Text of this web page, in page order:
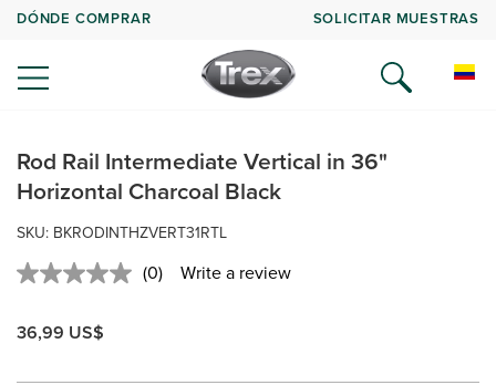
DÓNDE COMPRAR SOLICITAR MUESTRAS
Rod Rail Intermediate Vertical in 36"
Horizontal Charcoal Black
SKU: BKRODINTHZVERT31RTL
No
(0) Write a review
36,99 US$